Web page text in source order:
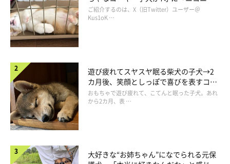
コ“コーギースマイル”が魅力のコに成
長！
ご紹介するのは、X（旧Twitter）ユーザー＠
Kus1oK …
遊び疲れてスヤスヤ眠る柴犬の子犬→2
カ月後、笑顔としっぽで喜びを表すコに
成長！
おもちゃで遊び疲れて、こてんと眠った子犬。あれ
から2カ月、表 …
大好きな“お姉ちゃん”になでられる元保